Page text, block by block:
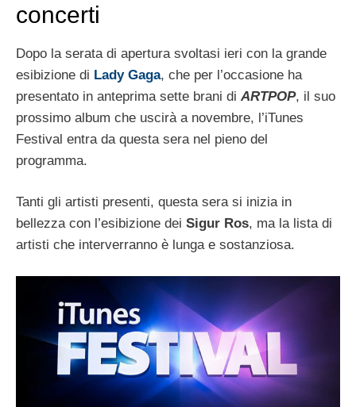
concerti
Dopo la serata di apertura svoltasi ieri con la grande
esibizione di Lady Gaga, che per l’occasione ha
presentato in anteprima sette brani di ARTPOP, il suo
prossimo album che uscirà a novembre, l’iTunes
Festival entra da questa sera nel pieno del
programma.
Tanti gli artisti presenti, questa sera si inizia in
bellezza con l’esibizione dei Sigur Ros, ma la lista di
artisti che interverranno è lunga e sostanziosa.